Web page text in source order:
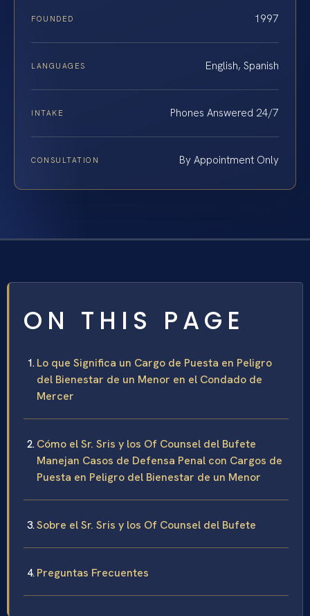
FOUNDED 1997
LANGUAGES English, Spanish
INTAKE Phones Answered 24/7
CONSULTATION By Appointment Only
ON THIS PAGE
Lo que Significa un Cargo de Puesta en Peligro
del Bienestar de un Menor en el Condado de
Mercer
Cómo el Sr. Sris y los Of Counsel del Bufete
Manejan Casos de Defensa Penal con Cargos de
Puesta en Peligro del Bienestar de un Menor
Sobre el Sr. Sris y los Of Counsel del Bufete
Preguntas Frecuentes